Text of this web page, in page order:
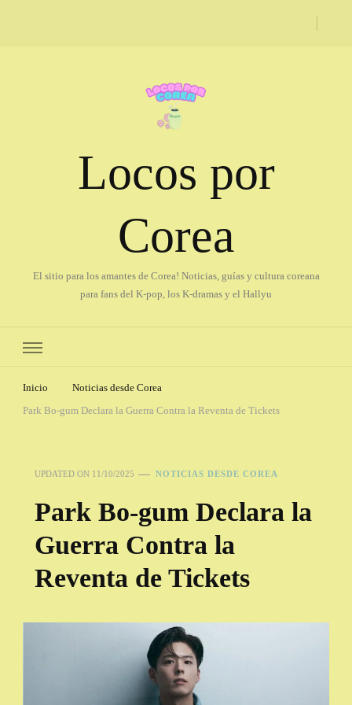
Locos por
Corea
El sitio para los amantes de Corea! Noticias, guías y cultura coreana
para fans del K-pop, los K-dramas y el Hallyu
Inicio
Noticias desde Corea
Park Bo-gum Declara la Guerra Contra la Reventa de Tickets
UPDATED ON 11/10/2025 NOTICIAS DESDE COREA
Park Bo-gum Declara la
Guerra Contra la
Reventa de Tickets